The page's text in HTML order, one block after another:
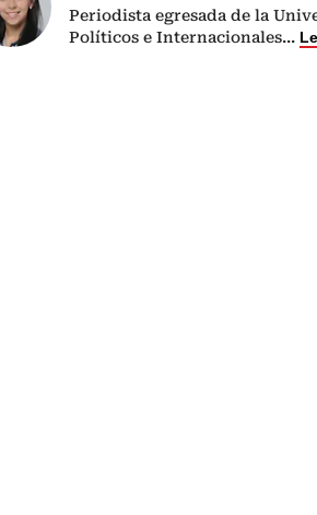
Periodista egresada de la
Políticos e Internacionales...